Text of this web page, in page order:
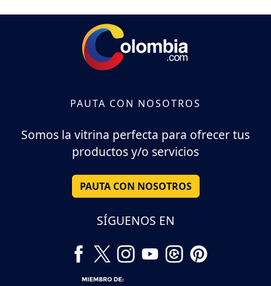
PAUTA CON NOSOTROS
Somos la vitrina perfecta para ofrecer tus
productos y/o servicios
PAUTA CON NOSOTROS
SÍGUENOS EN